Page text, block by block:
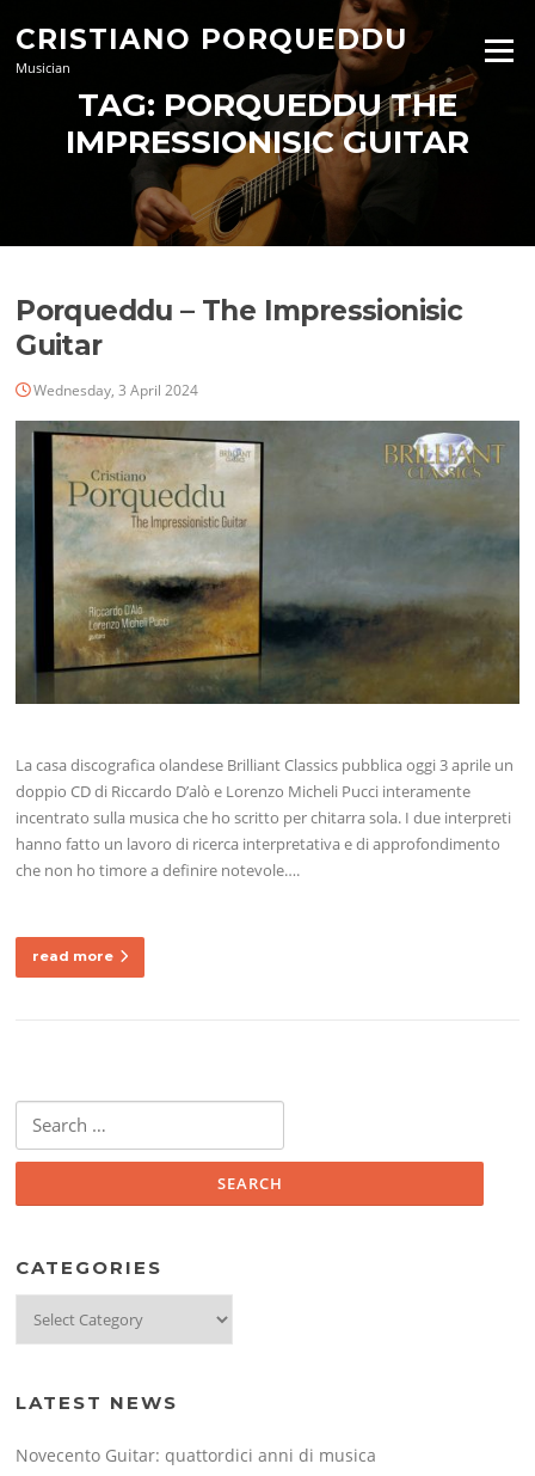
content
CRISTIANO PORQUEDDU
Musician
Menu
TAG: PORQUEDDU THE
IMPRESSIONISIC GUITAR
Porqueddu – The Impressionisic
Guitar
Wednesday, 3 April 2024
La casa discografica olandese Brilliant Classics pubblica oggi 3 aprile un
doppio CD di Riccardo D’alò e Lorenzo Micheli Pucci interamente
incentrato sulla musica che ho scritto per chitarra sola. I due interpreti
hanno fatto un lavoro di ricerca interpretativa e di approfondimento
che non ho timore a definire notevole….
read more
for:
CATEGORIES
LATEST NEWS
Novecento Guitar: quattordici anni di musica